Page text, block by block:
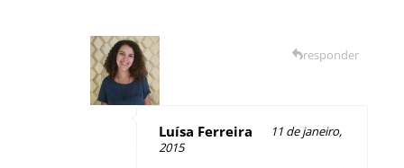
Luísa Ferreira
11 de janeiro,
2015
responder